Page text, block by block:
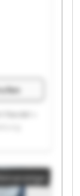
Robert
+